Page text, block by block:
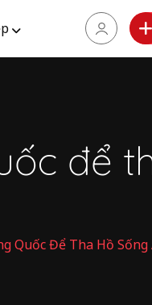
để
Quốc Để Tha Hồ Sống